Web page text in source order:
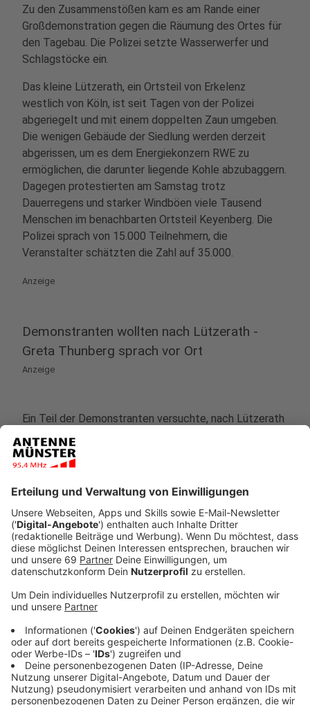
Zu den Zusammenstößen kam es am Rande einer
Großdemonstration gegen die Räumung des Ortes für
den Tagebau. Die Polizei setzte Wasserwerfer und
Schlagstöcke ein.
Das kleine Lützerath, ein Ortsteil von Erkelenz
westlich von Köln, ist seit Tagen von der Polizei
abgeriegelt und mit einem doppelten Zaun umgeben.
Die wenigen Gebäude der Siedlung werden derzeit
abgerissen, um es dem Energiekonzern RWE zu
ermöglichen, die darunter liegende Kohle abzubaggern.
Dagegen protestierten am Samstag trotz
Dauerregens und starker Windböen viele Tausend
Menschen im benachbarten Ortsteil Keyenberg. Die
Polizei sprach von 15.000 Teilnehmern, die
Veranstalter schätzten die Zahl auf 35.000.
Anzeige
Demonstranten wollten nach Lützerath -
Greta Thunberg sprach vor Ort
Anzeige
Ein Teil der Demonstranten versuchte, nach Lützerath
zu gelangen. Einige versuchten auch, in das
Tagebaugebiet durchzukommen. Die Polizei drängte
sie gewaltsam zurück. Bis zur Tagebaukante zu laufen,
sei lebensgefährlich, weil der Boden durch den Regen
aufgeweicht sei und Erdrutsche drohten, warnte die
Polizei. "Ich bin absolut entsetzt, wie normale
Versammlungsteilnehmerinnen und -teilnehmer sich
dazu hinreißen lassen, hier den absoluten
Gefahrenbereich zu betreten", sagte der Aachener
Presse-Agentur. Nach Polizeiangaben attackierten
Polizei und warfen Pyrotechnik in Richtung der
Beamten. Ein Sprecher erklärte, Reifen seien
zerstochen und Außenspiegel abgetreten worden.
Von den laut Polizei rund 15 000 Angereisten hätten